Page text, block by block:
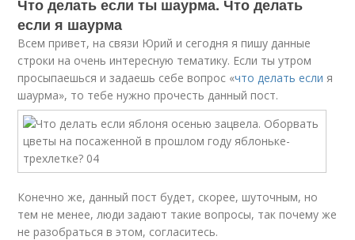
Что делать если ты шаурма. Что делать
если я шаурма
Всем привет, на связи Юрий и сегодня я пишу данные
строки на очень интересную тематику. Если ты утром
просыпаешься и задаешь себе вопрос «что делать если я
шаурма», то тебе нужно прочесть данный пост.
Конечно же, данный пост будет, скорее, шуточным, но
тем не менее, люди задают такие вопросы, так почему же
не разобраться в этом, согласитесь.